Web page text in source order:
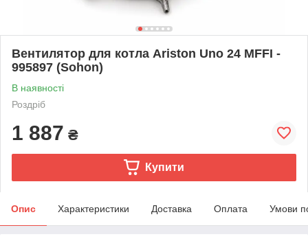
Вентилятор для котла Ariston Uno 24 MFFI -
995897 (Sohon)
В наявності
Роздріб
1 887 ₴
Купити
Опис Характеристики Доставка Оплата Умови